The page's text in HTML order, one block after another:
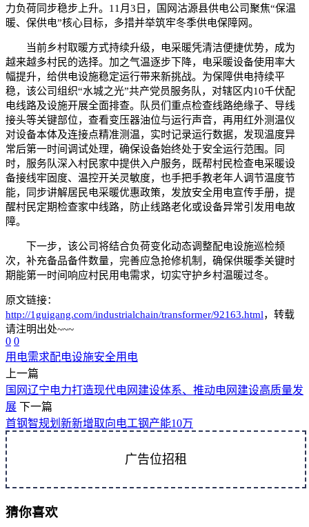
力负荷同步稳步上升。11月3日，国网沽源县供电公司聚焦“保温
暖、保供电”核心目标，多措并举筑牢冬季供电保障网。
当前乡村取暖方式持续升级，电采暖凭清洁便捷优势，成为
越来越多村民的选择。加之气温逐步下降，电采暖设备使用率大
幅提升，给供电设施稳定运行带来新挑战。为保障供电持续平
稳，该公司组织“水城之光”共产党员服务队，对辖区内10千伏配
电线路及设施开展全面排查。队员们重点检查线路绝缘子、导线
接头等关键部位，查看变压器油位与运行声音，再用红外测温仪
对设备本体及连接点精准测温，实时记录运行数据，发现温度异
常后第一时间调试处理，确保设备始终处于安全运行范围。同
时，服务队深入村民家中提供入户服务，既帮村民检查电采暖设
备接线牢固度、温控开关灵敏度，也手把手教老年人调节温度节
能，同步讲解居民电采暖优惠政策，发放安全用电宣传手册，提
醒村民定期检查家中线路，防止线路老化或设备异常引发用电故
障。
下一步，该公司将结合负荷变化动态调整配电设施巡检频
次，补充备品备件数量，完善应急抢修机制，确保供暖季关键时
期能第一时间响应村民用电需求，切实守护乡村温暖过冬。
原文链接：
http://1guigang.com/industrialchain/transformer/92163.html，转载
请注明出处~~~
0 0
用电需求配电设施安全用电
上一篇
国网辽宁电力打造现代电网建设体系、推动电网建设高质量发
展 下一篇
首钢智规划新新增取向电工钢产能10万
广告位招租
猜你喜欢